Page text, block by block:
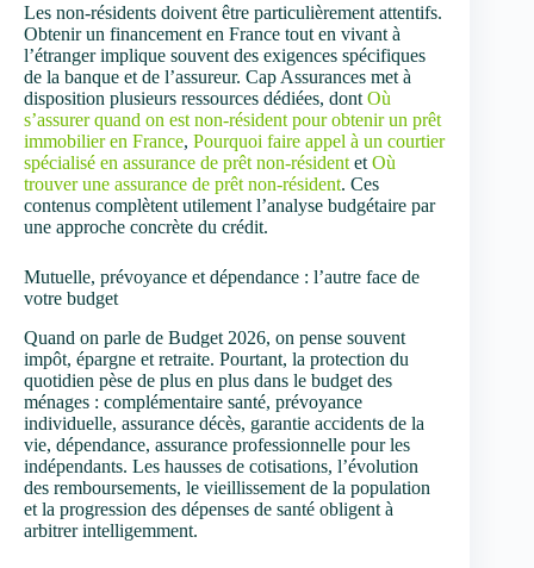
Les non-résidents doivent être particulièrement attentifs.
Obtenir un financement en France tout en vivant à
l’étranger implique souvent des exigences spécifiques
de la banque et de l’assureur. Cap Assurances met à
disposition plusieurs ressources dédiées, dont Où
s’assurer quand on est non-résident pour obtenir un prêt
immobilier en France, Pourquoi faire appel à un courtier
spécialisé en assurance de prêt non-résident et Où
trouver une assurance de prêt non-résident. Ces
contenus complètent utilement l’analyse budgétaire par
une approche concrète du crédit.
Mutuelle, prévoyance et dépendance : l’autre face de
votre budget
Quand on parle de Budget 2026, on pense souvent
impôt, épargne et retraite. Pourtant, la protection du
quotidien pèse de plus en plus dans le budget des
ménages : complémentaire santé, prévoyance
individuelle, assurance décès, garantie accidents de la
vie, dépendance, assurance professionnelle pour les
indépendants. Les hausses de cotisations, l’évolution
des remboursements, le vieillissement de la population
et la progression des dépenses de santé obligent à
arbitrer intelligemment.